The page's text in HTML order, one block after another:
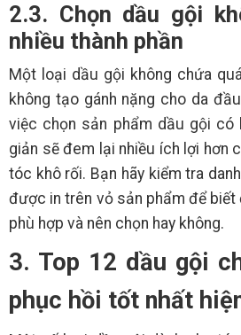
2.3. Chọn dầu gội
nhiều thành phần
Một loại dầu gội không chứa
không tạo gánh nặng cho da
việc chọn sản phẩm dầu gội có
giản sẽ đem lại nhiều ích lợi hơn
tóc khô rối. Bạn hãy kiểm tra
được in trên vỏ sản phẩm để
phù hợp và nên chọn hay không.
3. Top 12 dầu gội
phục hồi tốt nhất